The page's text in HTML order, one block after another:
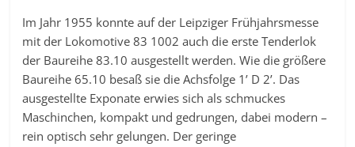
Im Jahr 1955 konnte auf der Leipziger Frühjahrsmesse
mit der Lokomotive 83 1002 auch die erste Tenderlok
der Baureihe 83.10 ausgestellt werden. Wie die größere
Baureihe 65.10 besaß sie die Achsfolge 1’ D 2’. Das
ausgestellte Exponate erwies sich als schmuckes
Maschinchen, kompakt und gedrungen, dabei modern –
rein optisch sehr gelungen. Der geringe